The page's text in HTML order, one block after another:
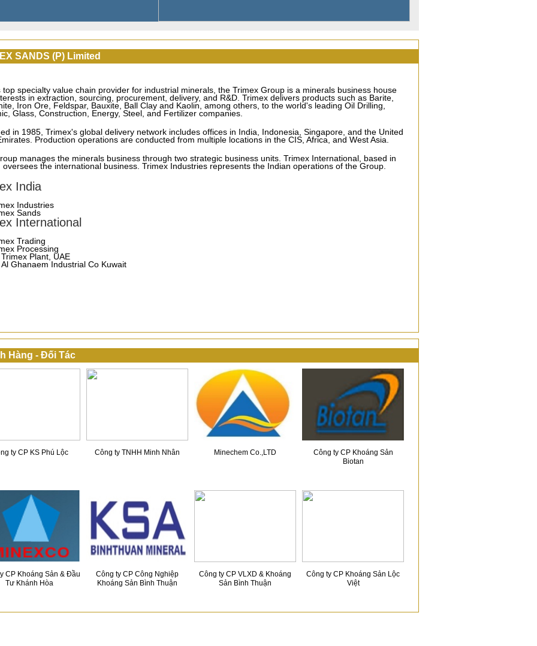
SANDS (P) Limited
top specialty value chain provider for industrial minerals, the Trimex Group is a minerals business house
in extraction, sourcing, procurement, delivery, and R&D. Trimex delivers products such as Barite,
Iron Ore, Feldspar, Bauxite, Ball Clay and Kaolin, among others, to the world's leading Oil Drilling,
Glass, Construction, Energy, Steel, and Fertilizer companies.
in 1985, Trimex's global delivery network includes offices in India, Indonesia, Singapore, and the United
Production operations are conducted from multiple locations in the CIS, Africa, and West Asia.
manages the minerals business through two strategic business units. Trimex International, based in
oversees the international business. Trimex Industries represents the Indian operations of the Group.
India
Industries
Sands
International
Trading
Processing
Trimex Plant, UAE
Al Ghanaem Industrial Co Kuwait
Hàng - Đối Tác
ty CP KS Phú Lộc Công ty TNHH Minh Nhân Minechem Co.,LTD
Công ty CP Khoáng Sản
Biotan
CP Khoáng Sản & Đầu
Tư Khánh Hòa
Công ty CP Công Nghiệp
Khoáng Sản Bình Thuận
Công ty CP VLXD & Khoáng
Sản Bình Thuận
Công ty CP Khoáng Sản Lộc
Việt